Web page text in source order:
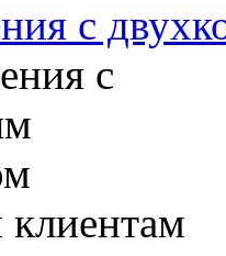
с
клиентам